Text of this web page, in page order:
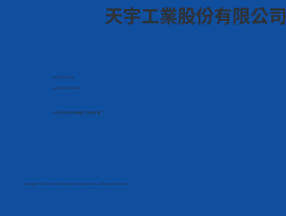
Copyright © 2025 Formosa Electronic Industries Inc. All rights reserved.
(02)2218-8888
sales@feii.com.tw
231新北市新店區民權路130巷8號5樓
​天宇工業股份有限公司